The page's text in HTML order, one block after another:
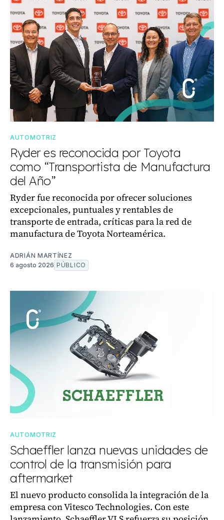
AUTOMOTRIZ
Ryder es reconocida por Toyota
como “Transportista de Manufactura
del Año”
Ryder fue reconocida por ofrecer soluciones
excepcionales, puntuales y rentables de
transporte de entrada, críticas para la red de
manufactura de Toyota Norteamérica.
ADRIÁN MARTÍNEZ
6 agosto 2026 PÚBLICO
AUTOMOTRIZ
Schaeffler lanza nuevas unidades de
control de la transmisión para
aftermarket
El nuevo producto consolida la integración de la
empresa con Vitesco Technologies. Con este